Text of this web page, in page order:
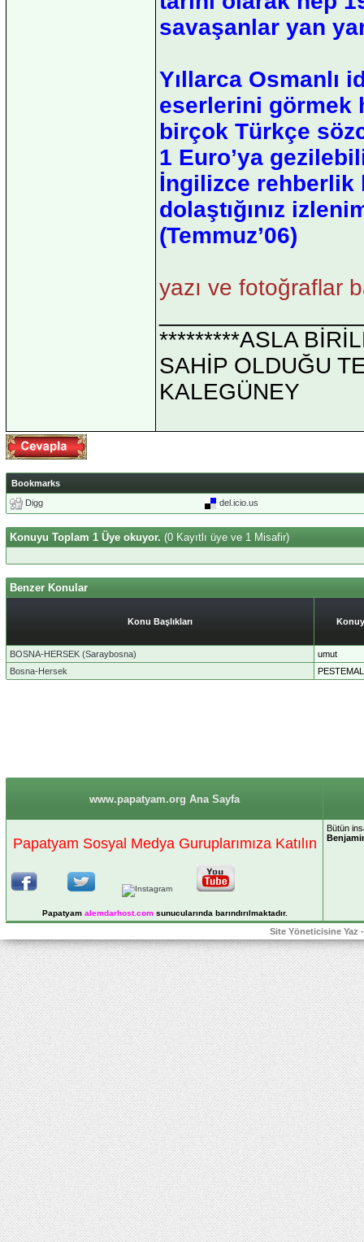
savaşanlar yan
Yıllarca Osmanlı
eserlerini görmek
birçok Türkçe
1 Euro’ya
İngilizce rehberlik
dolaştığınız
(Temmuz’06)
yazı ve fotoğraflar
*********ASLA
SAHİP OLDUĞU
KALEGÜNEY
Bookmarks
Digg
del.icio.us
Konuyu Toplam 1 Üye okuyor. (0 Kayıtlı üye ve 1 Misafir)
Benzer Konular
Konu Başlıkları
BOSNA-HERSEK (Saraybosna)
umut
Bosna-Hersek
PESTEMAL
www.papatyam.org Ana Sayfa
Papatyam Sosyal Medya Guruplarımıza Katılın
Papatyam alemdarhost.comsunucularında barındırılmaktadır.
Bütün
Site Yöneticisine Yaz